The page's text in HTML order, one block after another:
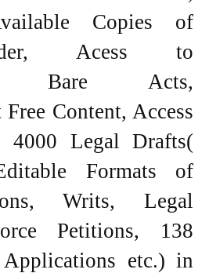
Copies of
Order, Acess to
Bare Acts,
Content, Access
4000 Legal Drafts(
Formats of
Writs, Legal
Petitions, 138
etc.) in